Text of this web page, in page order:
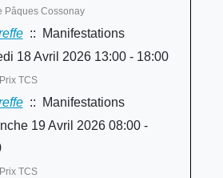
Pâques Cossonay
:: Manifestations
18 Avril 2026 13:00 - 18:00
TCS
:: Manifestations
19 Avril 2026 08:00 -
TCS